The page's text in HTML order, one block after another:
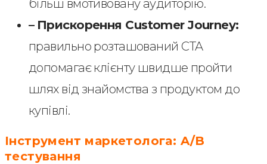
більш вмотивовану аудиторію.
– Прискорення Customer Journey:
правильно розташований CTA
допомагає клієнту швидше пройти
шлях від знайомства з продуктом до
купівлі.
Інструмент маркетолога: A/B
тестування